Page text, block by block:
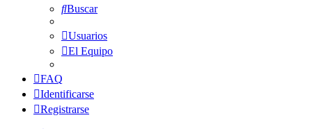
Buscar
Usuarios
El Equipo
FAQ
Identificarse
Registrarse